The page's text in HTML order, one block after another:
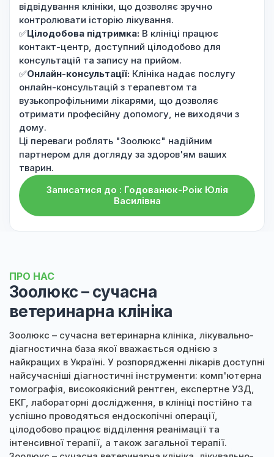
відвідування клініки, що дозволяє зручно
контролювати історію лікування.
✅Цілодобова підтримка: В клініці працює
контакт-центр, доступний цілодобово для
консультацій та запису на прийом.
✅Онлайн-консультації: Клініка надає послугу
онлайн-консультацій з терапевтом та
вузькопрофільними лікарями, що дозволяє
отримати професійну допомогу, не виходячи з
дому.
Ці переваги роблять "Зоолюкс" надійним
партнером для догляду за здоров'ям ваших
тварин.
Записатися до : Годованюк-Роік Юлія
Василівна
ПРО НАС
Зоолюкс – сучасна
ветеринарна клініка
Зоолюкс – сучасна ветеринарна клініка, лікувально-
діагностична база якої вважається однією з
найкращих в Україні. У розпорядженні лікарів доступні
найсучасніші діагностичні інструменти: комп'ютерна
томографія, високоякісний рентген, експертне УЗД,
ЕКГ, лабораторні дослідження, в клініці постійно та
успішно проводяться ендоскопічні операції,
цілодобово працює відділення реанімації та
інтенсивної терапії, а також загальної терапії.